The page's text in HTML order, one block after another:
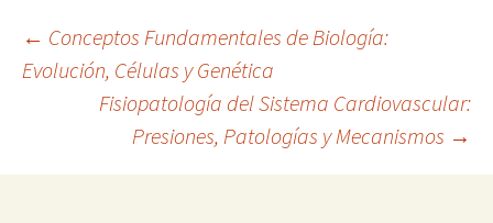
Navegación
entradas
← Conceptos Fundamentales de Biología:
Evolución, Células y Genética
Fisiopatología del Sistema Cardiovascular:
Presiones, Patologías y Mecanismos →